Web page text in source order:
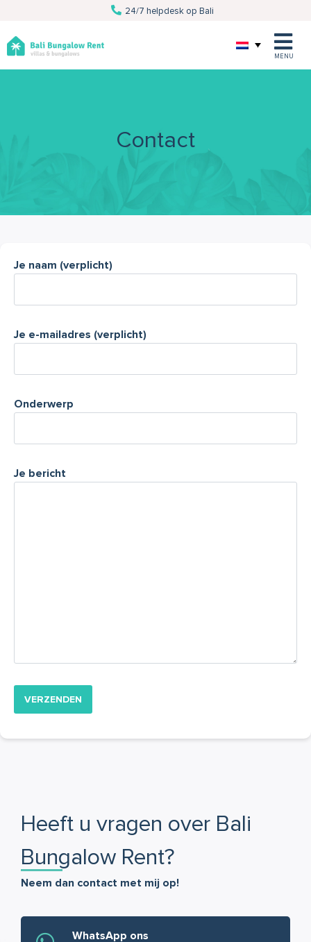
24/7 helpdesk op Bali
Persoonlijke service
Al 10 jaar Bali specialistMENU
Contact
Je naam (verplicht)
Je e-mailadres (verplicht)
Onderwerp
Je bericht
Heeft u vragen over Bali
Bungalow Rent?
Neem dan contact met mij op!
WhatsApp ons